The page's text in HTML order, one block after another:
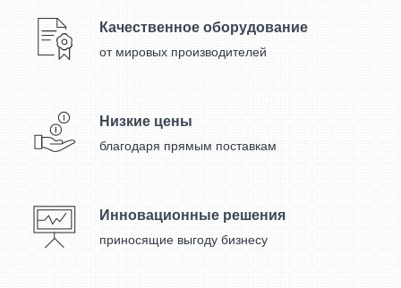
Качественное оборудование
от мировых производителей
Низкие цены
благодаря прямым поставкам
Инновационные решения
приносящие выгоду бизнесу